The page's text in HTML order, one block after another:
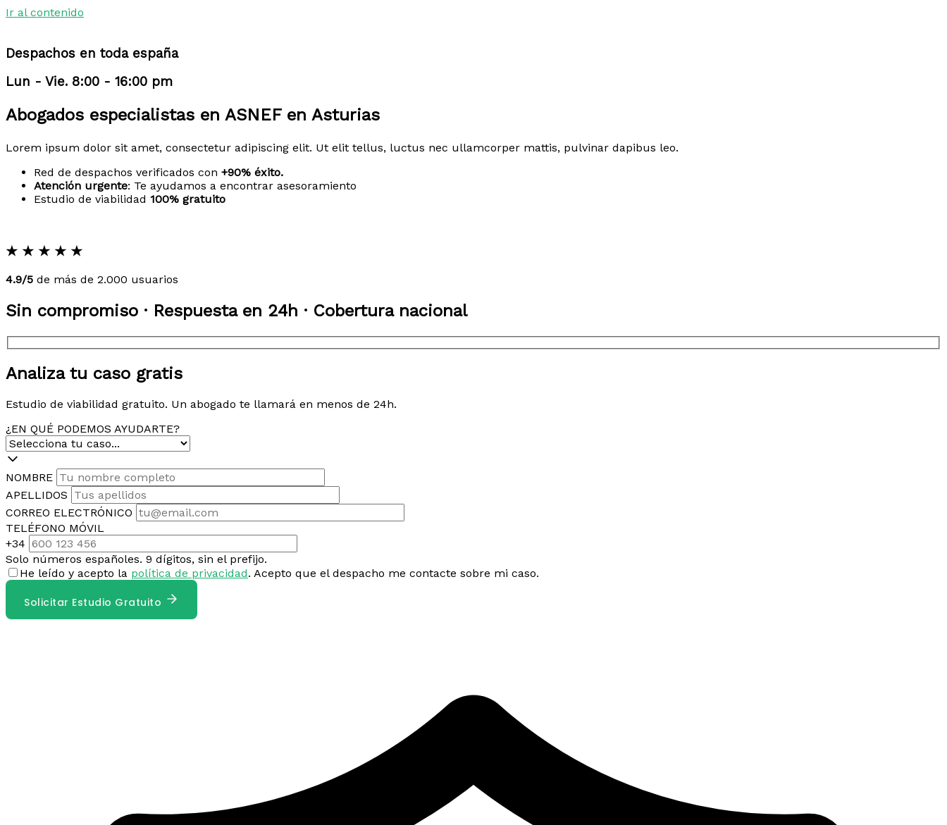
Ir al contenido
Despachos en toda españa
Lun - Vie. 8:00 - 16:00 pm
Abogados especialistas en ASNEF en Asturias
Lorem ipsum dolor sit amet, consectetur adipiscing elit. Ut elit tellus, luctus nec ullamcorper mattis, pulvinar dapibus leo.
Red de despachos verificados con +90% éxito.
Atención urgente: Te ayudamos a encontrar asesoramiento
Estudio de viabilidad 100% gratuito
★ ★ ★ ★ ★
4.9/5 de más de 2.000 usuarios
Sin compromiso · Respuesta en 24h · Cobertura nacional
Analiza tu caso gratis
Estudio de viabilidad gratuito. Un abogado te llamará en menos de 24h.
¿EN QUÉ PODEMOS AYUDARTE?
NOMBRE
APELLIDOS
CORREO ELECTRÓNICO
TELÉFONO MÓVIL
+34
Solo números españoles. 9 dígitos, sin el prefijo.
He leído y acepto la política de privacidad. Acepto que el despacho me contacte sobre mi caso.
Solicitar Estudio Gratuito